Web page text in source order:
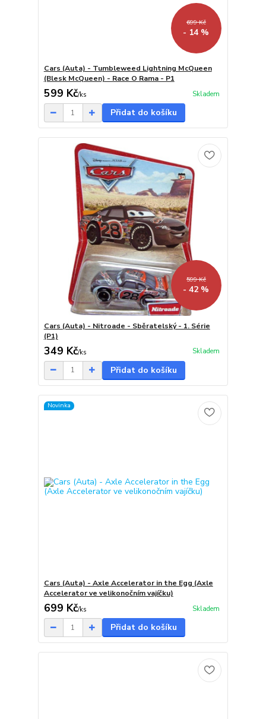
699 Kč
- 14 %
Cars (Auta) - Tumbleweed Lightning McQueen
(Blesk McQueen) - Race O Rama - P1
599 Kč/ks Skladem
Přidat do košíku
599 Kč
- 42 %
Cars (Auta) - Nitroade - Sběratelský - 1. Série
(P1)
349 Kč/ks Skladem
Přidat do košíku
Novinka
Cars (Auta) - Axle Accelerator in the Egg (Axle
Accelerator ve velikonočním vajíčku)
699 Kč/ks Skladem
Přidat do košíku